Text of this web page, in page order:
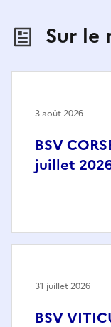
Sur le
BSV
juillet
3 août 2026
BSV
31 juillet 2026